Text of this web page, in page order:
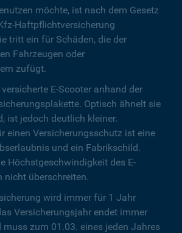
möchte, ist nach dem Gesetz
Haftpflichtversicherung
tritt ein für Schäden, die der
Fahrzeugen oder
zufügt.
E-Scooter anhand der
Optisch ähnelt sie
ist jedoch deutlich kleiner.
einen Versicherungsschutz ist eine
und ein Fabrikschild.
Höchstgeschwindigkeit des E-
nicht überschreiten.
wird immer für 1 Jahr
Versicherungsjahr endet immer
muss zum 01.03. eines jeden Jahres